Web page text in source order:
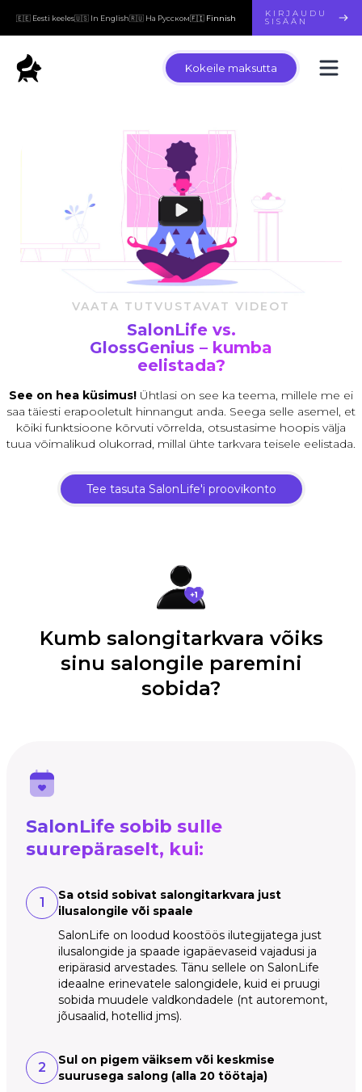
🇪🇪 Eesti keeles🇺🇸 In English🇷🇺 На Русском🇫🇮 Finnish KIRJAUDU
SISÄÄN
Kokeile maksutta
VAATA TUTVUSTAVAT VIDEOT
SalonLife vs.
GlossGenius – kumba
eelistada?
See on hea küsimus! Ühtlasi on see ka teema, millele me ei
saa täiesti erapooletult hinnangut anda. Seega selle asemel, et
kõiki funktsioone kõrvuti võrrelda, otsustasime hoopis välja
tuua võimalikud olukorrad, millal ühte tarkvara teisele eelistada.
Tee tasuta SalonLife'i proovikonto
Kumb salongitarkvara võiks
sinu salongile paremini
sobida?
SalonLife sobib sulle
suurepäraselt, kui:
1
Sa otsid sobivat salongitarkvara just
ilusalongile või spaale
SalonLife on loodud koostöös ilutegijatega just
ilusalongide ja spaade igapäevaseid vajadusi ja
eripärasid arvestades. Tänu sellele on SalonLife
ideaalne erinevatele salongidele, kuid ei pruugi
sobida muudele valdkondadele (nt autoremont,
jõusaalid, hotellid jms).
2
Sul on pigem väiksem või keskmise
suurusega salong (alla 20 töötaja)